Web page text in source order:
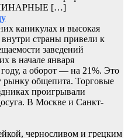
[…]
каникулах и высокая
внутри страны привели к
заведений
в начале января
а оборот — на 21%. Это
рынку общепита. Торговые
проигрывали
В Москве и Санкт-
черносливом и грецким